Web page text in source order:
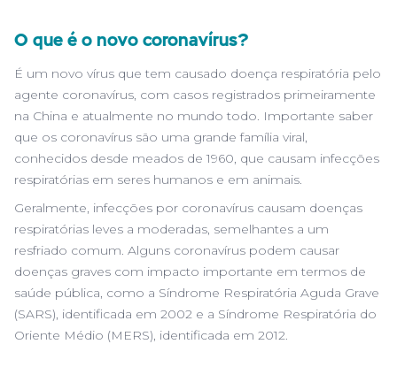
O que é o novo coronavírus?
É um novo vírus que tem causado doença respiratória pelo
agente coronavírus, com casos registrados primeiramente
na China e atualmente no mundo todo. Importante saber
que os coronavírus são uma grande família viral,
conhecidos desde meados de 1960, que causam infecções
respiratórias em seres humanos e em animais.
Geralmente, infecções por coronavírus causam doenças
respiratórias leves a moderadas, semelhantes a um
resfriado comum. Alguns coronavírus podem causar
doenças graves com impacto importante em termos de
saúde pública, como a Síndrome Respiratória Aguda Grave
(SARS), identificada em 2002 e a Síndrome Respiratória do
Oriente Médio (MERS), identificada em 2012.